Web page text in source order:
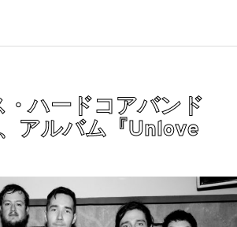
・ハードコアバンド
アルバム『Unlove